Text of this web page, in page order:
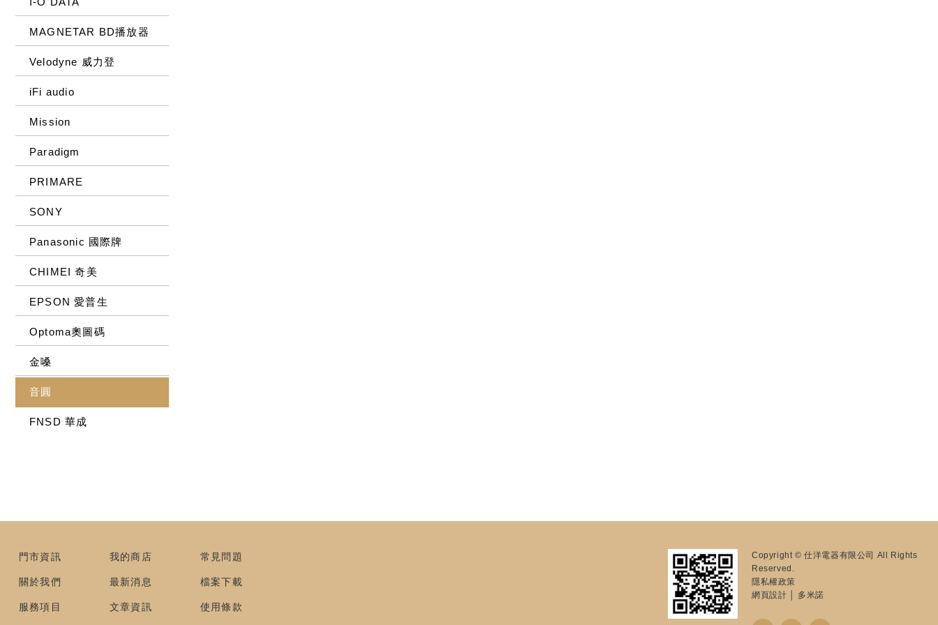
MAGNETAR BD播放器
Velodyne 威力登
iFi audio
Mission
Paradigm
PRIMARE
SONY
Panasonic 國際牌
CHIMEI 奇美
EPSON 愛普生
Optoma奧圖碼
金嗓
音圓
FNSD 華成
門市資訊
關於我們
服務項目
我的商店
最新消息
文章資訊
常見問題
檔案下載
使用條款
Copyright © 仕洋電器有限公司 All Rights
Reserved.
隱私權政策
網頁設計 │ 多米諾